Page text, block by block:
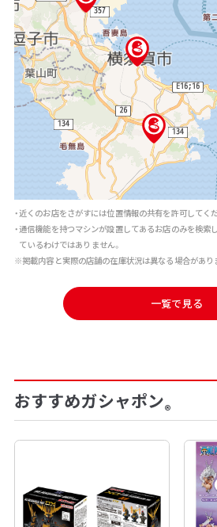
・近くのお店をさがすには位置情報の共有を許可してく
・通信機能を持つマシンが設置してあるお店のみを検索
ているわけではありません。
※掲載内容と実際の店舗の在庫状況は異なる場合があり
一覧で見る
おすすめガシャポン®